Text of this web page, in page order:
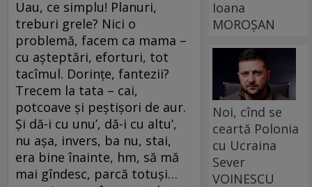
Uau, ce simplu! Planuri,
treburi grele? Nici o
problemă, facem ca mama –
cu așteptări, eforturi, tot
tacîmul. Dorințe, fantezii?
Trecem la tata – cai,
potcoave și peștișori de aur.
Și dă-i cu unu’, dă-i cu altu’,
nu așa, invers, ba nu, stai,
era bine înainte, hm, să mă
mai gîndesc, parcă totuși…
Ioana
MOROȘAN
Noi, cînd se
ceartă Polonia
cu Ucraina
Sever
VOINESCU